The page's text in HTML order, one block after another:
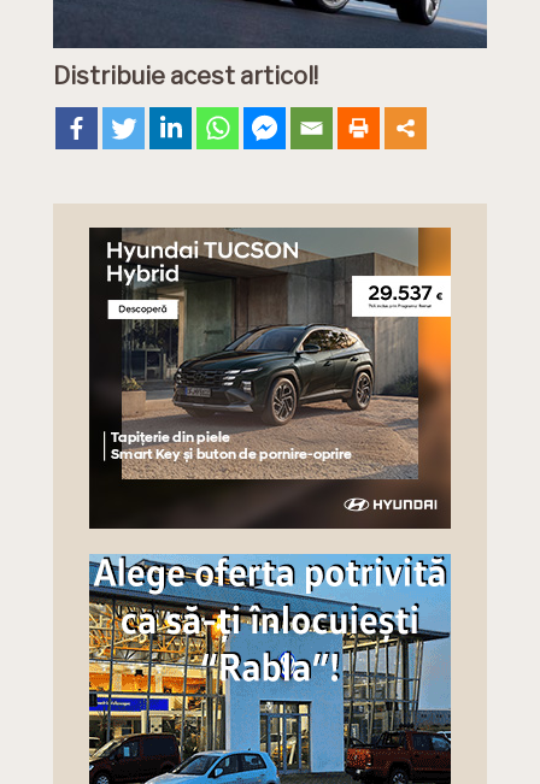
Distribuie acest articol!